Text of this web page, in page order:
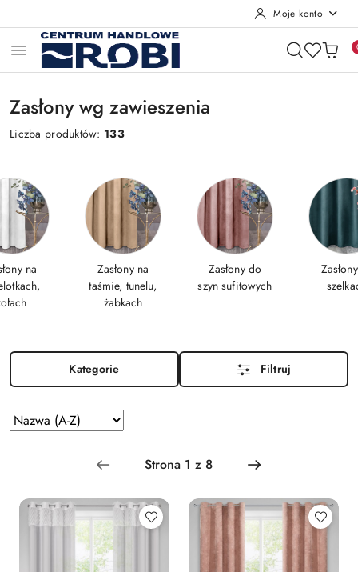
Moje konto
Zasłony wg zawieszenia
Liczba produktów: 133
na
Zasłony na
taśmie, tunelu,
żabkach
Zasłony do
szyn sufitowych
Kategorie Filtruj
Zastosowano
sortowanie:
Sortuj
według